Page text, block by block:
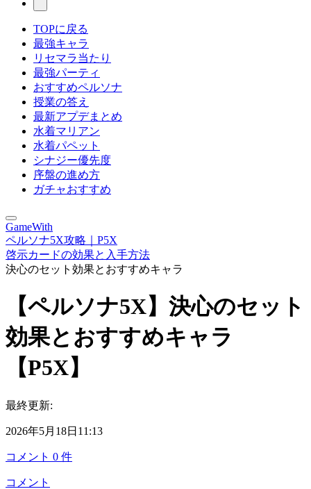
TOPに戻る
最強キャラ
リセマラ当たり
最強パーティ
おすすめペルソナ
授業の答え
最新アプデまとめ
水着マリアン
水着パペット
シナジー優先度
序盤の進め方
ガチャおすすめ
GameWith
ペルソナ5X攻略｜P5X
啓示カードの効果と入手方法
決心のセット効果とおすすめキャラ
【ペルソナ5X】決心のセット
効果とおすすめキャラ
【P5X】
最終更新:
2026年5月18日11:13
コメント 0 件
コメント